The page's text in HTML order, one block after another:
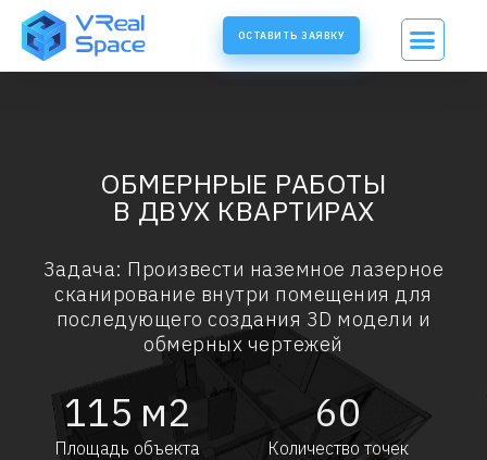
ОСТАВИТЬ ЗАЯВКУ
ОБМЕРНРЫЕ РАБОТЫ
В ДВУХ КВАРТИРАХ
Задача: Произвести наземное лазерное
сканирование внутри помещения для
последующего создания 3D модели и
обмерных чертежей
115 м2
Площадь объекта
60
Количество точек